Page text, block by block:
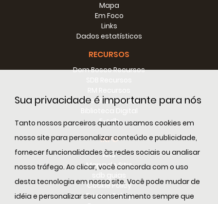
Sua privacidade é importante para nós
Tanto nossos parceiros quanto usamos cookies em
nosso site para personalizar conteúdo e publicidade,
fornecer funcionalidades às redes sociais ou analisar
nosso tráfego. Ao clicar, você concorda com o uso
desta tecnologia em nosso site. Você pode mudar de
idéia e personalizar seu consentimento sempre que
Mapa
Em Foco
Links
Dados estatísticos
RECURSOS
Dom Bosco Recursos
Conselho Recursos
E-sdb
INFO
ANS
Mapa do Sitio
Cookie Policy
Privacy Policy